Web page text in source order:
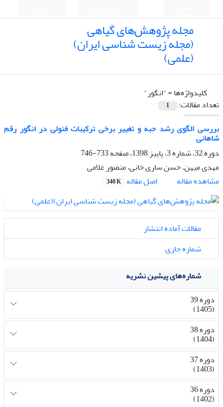
مجله پژوهش‌های گیاهی
(مجله زیست شناسی ایران)
(علمی)
کلیدواژه‌ها ="انگور"
تعداد مقالات:
1
بررسی الگوی رشد حبه و تغییر برخی ترکیبات فنولی در انگور رقم
شاهانی
دوره 32، شماره 3، پاییز 1398، صفحه
733-746
مهدی میهن، حسن ساری خانی، منصور غلامی
مشاهده مقاله
اصل مقاله 340 K
مقالات آماده انتشار
شماره جاری
شماره‌های پیشین نشریه
دوره 39
(1405)
دوره 38
(1404)
دوره 37
(1403)
دوره 36
(1402)